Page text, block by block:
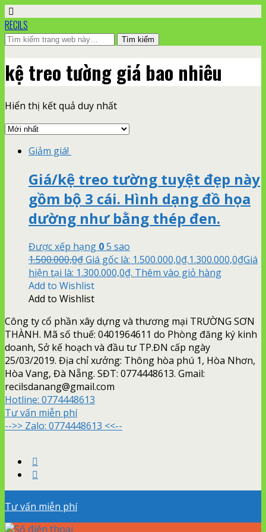
RECILS
kệ treo tường giá bao nhiêu
Hiển thị kết quả duy nhất
Giảm giá!
Giá/kệ treo tường tuyệt đẹp này
gồm bộ 3 cái. Hình dạng đồ họa
dường như bằng thép đen.
Được xếp hạng 05 sao
1.500.000,0₫Giá gốc là: 1.500.000,0₫.1.300.000,0₫Giá
hiện tại là: 1.300.000,0₫. Thêm vào giỏ hàng
Add to Wishlist
Add to Wishlist
Công ty cổ phần xây dựng và thương mại TRƯỜNG SƠN
THÀNH. Mã số thuế: 0401964611 do Phòng đăng ký kinh
doanh, Sở kế hoạch và đầu tư TP.ĐN cấp ngày
25/03/2019. Địa chỉ xưởng: Thông hòa phú 1, Hòa Nhơn,
Hòa Vang, Đà Nẵng. SĐT: 0774448613. Gmail:
recilsdanang@gmail.com
Hotline: 0774448613
Tư vấn miễn phí
-->> Zalo: 0774448613 <<--
Tư vấn miễn phí